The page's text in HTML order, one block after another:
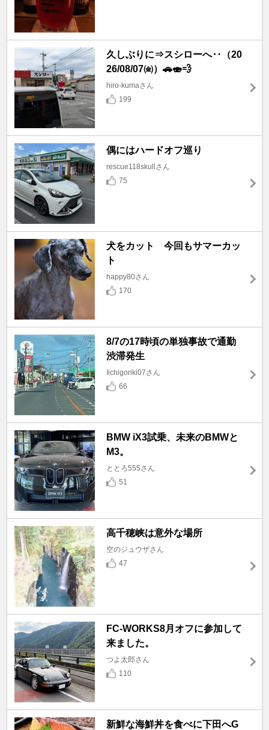
久しぶりに⇒スシローへ‥（20
26/08/07㈮）🚗🍣💨
hiro-kumaさん
199
偶にはハードオフ巡り
rescue118skullさん
75
犬をカット 今回もサマーカッ
ト
happy80さん
170
8/7の17時頃の単独事故で通勤
渋滞発生
Iichigoriki07さん
66
BMW iX3試乗、未来のBMWと
M3。
ととろ555さん
51
高千穂峡は意外な場所
空のジュウザさん
47
FC-WORKS8月オフに参加して
来ました。
つよ太郎さん
110
新鮮な海鮮丼を食べに下田へG